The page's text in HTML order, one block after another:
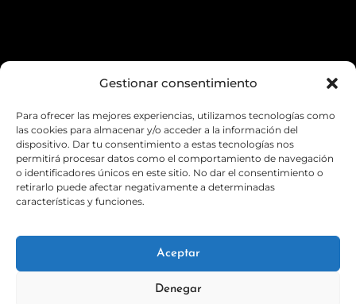
Gestionar consentimiento
Para ofrecer las mejores experiencias, utilizamos tecnologías como
las cookies para almacenar y/o acceder a la información del
dispositivo. Dar tu consentimiento a estas tecnologías nos
permitirá procesar datos como el comportamiento de navegación
o identificadores únicos en este sitio. No dar el consentimiento o
retirarlo puede afectar negativamente a determinadas
características y funciones.
Aceptar
Denegar